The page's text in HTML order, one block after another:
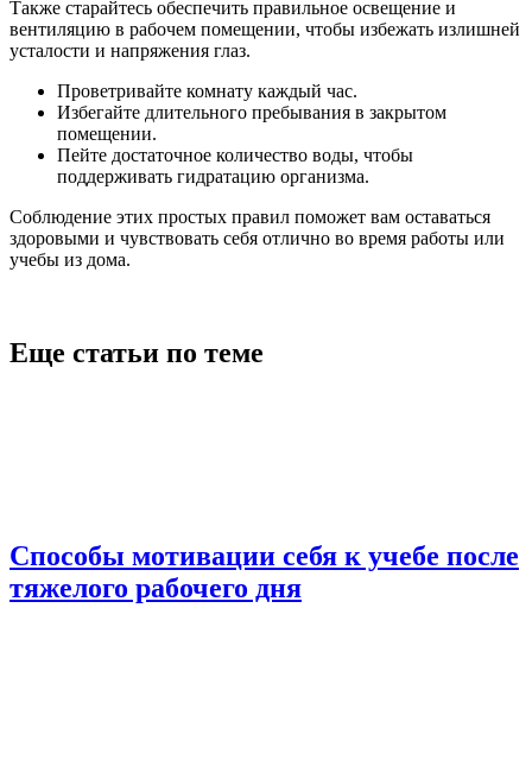
Также старайтесь обеспечить правильное освещение и
вентиляцию в рабочем помещении, чтобы избежать излишней
усталости и напряжения глаз.
Проветривайте комнату каждый час.
Избегайте длительного пребывания в закрытом
помещении.
Пейте достаточное количество воды, чтобы
поддерживать гидратацию организма.
Соблюдение этих простых правил поможет вам оставаться
здоровыми и чувствовать себя отлично во время работы или
учебы из дома.
Еще статьи по теме
Способы мотивации себя к учебе после
тяжелого рабочего дня